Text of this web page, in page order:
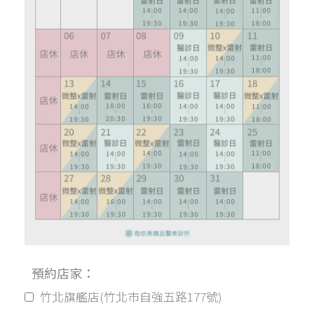
預約店家：
竹北旗艦店(竹北市自強五路177號)